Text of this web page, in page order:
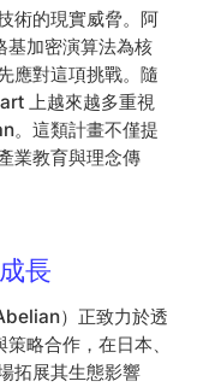
術的現實威脅。阿
加密演算法為核
應對這項挑戰。隨
上越來越多重視
。這類計畫不僅提
業教育與理念傳
長
）正致力於透
略合作，在日本、
拓展其生態影響